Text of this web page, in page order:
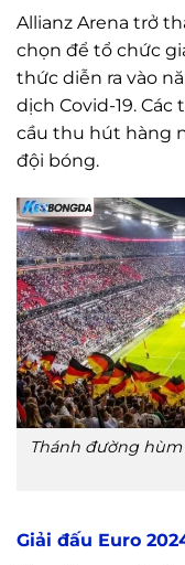
Allianz Arena trở
chọn để tổ chức
thức diễn ra vào
dịch Covid-19.
cầu thu hút hàng
đội bóng.
Thánh đường hùm
Giải đấu Euro